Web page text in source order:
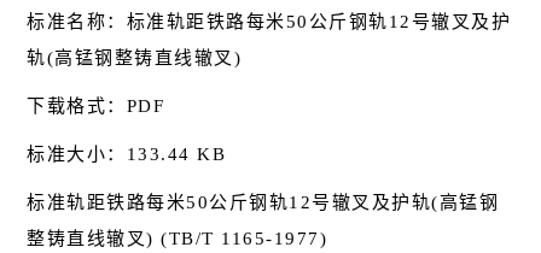
标准名称：标准轨距铁路每米50公斤钢轨12号辙叉及护
轨(高锰钢整铸直线辙叉)
下载格式：PDF
标准大小：133.44 KB
标准轨距铁路每米50公斤钢轨12号辙叉及护轨(高锰钢
整铸直线辙叉) (TB/T 1165-1977)